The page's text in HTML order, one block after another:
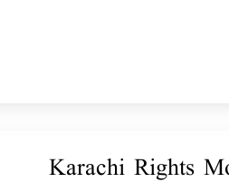
Karachi Rights